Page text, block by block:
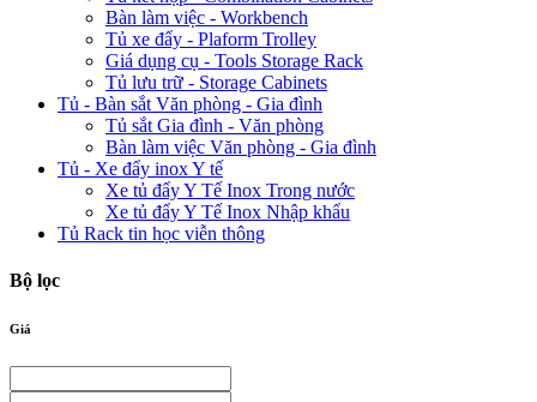
Bàn làm việc - Workbench
Tủ xe đẩy - Plaform Trolley
Giá dụng cụ - Tools Storage Rack
Tủ lưu trữ - Storage Cabinets
Tủ - Bàn sắt Văn phòng - Gia đình
Tủ sắt Gia đình - Văn phòng
Bàn làm việc Văn phòng - Gia đình
Tủ - Xe đẩy inox Y tế
Xe tủ đẩy Y Tế Inox Trong nước
Xe tủ đẩy Y Tế Inox Nhập khẩu
Tủ Rack tin học viễn thông
Bộ lọc
Giá